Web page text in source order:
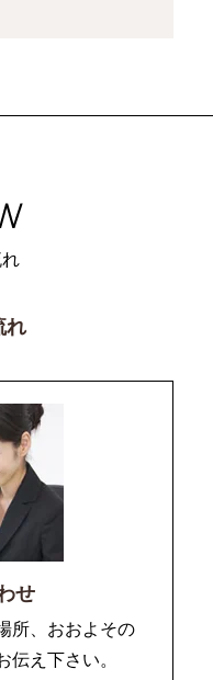
れ
せ
所、おおよその
伝え下さい。